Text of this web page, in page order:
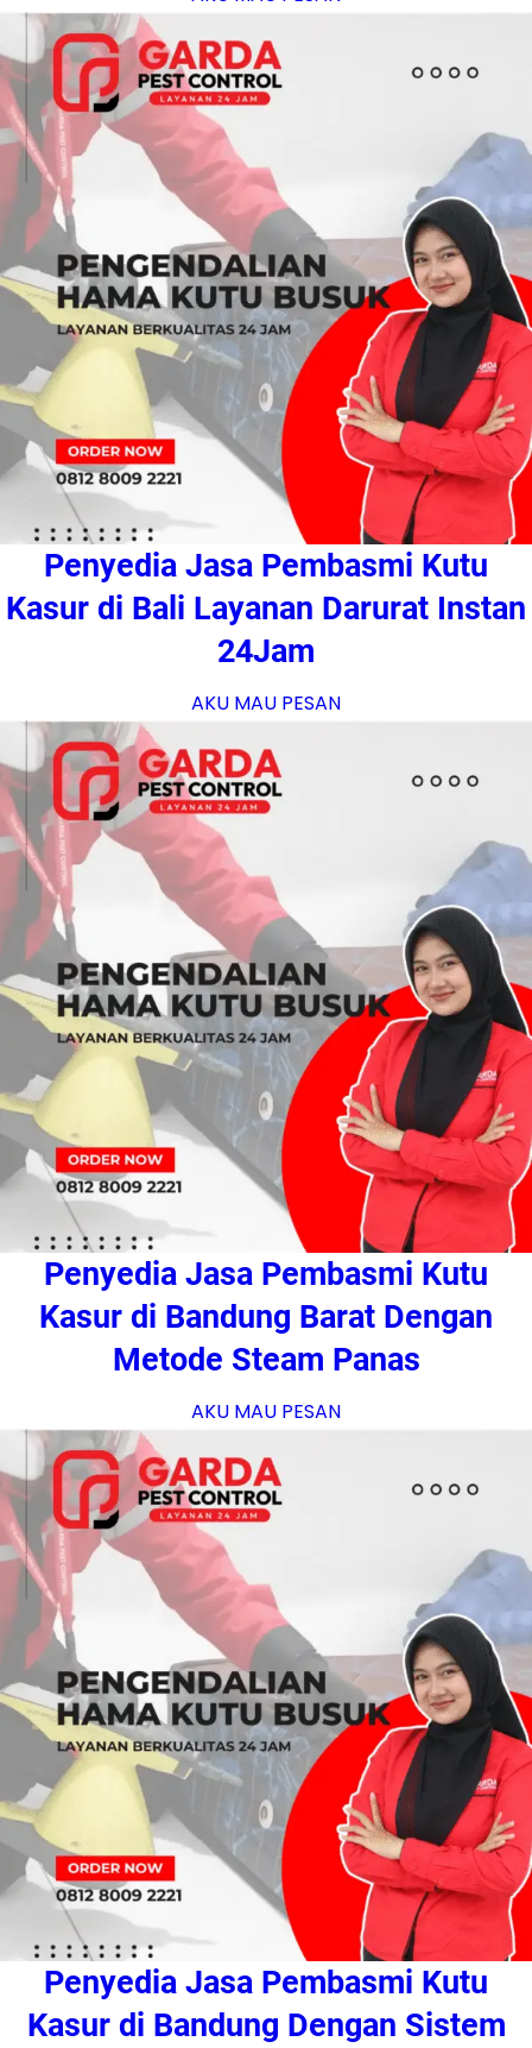
Penyedia Jasa Pembasmi Kutu
Kasur di Bali Layanan Darurat Instan
24Jam
AKU MAU PESAN
Penyedia Jasa Pembasmi Kutu
Kasur di Bandung Barat Dengan
Metode Steam Panas
AKU MAU PESAN
Penyedia Jasa Pembasmi Kutu
Kasur di Bandung Dengan Sistem